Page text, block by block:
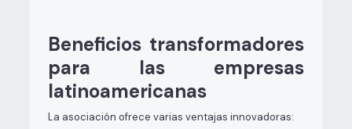
Beneficios transformadores
para las empresas
latinoamericanas
La asociación ofrece varias ventajas innovadoras: